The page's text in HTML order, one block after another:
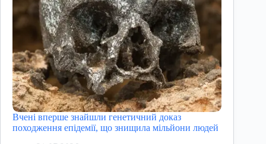
Вчені вперше знайшли генетичний доказ
походження епідемії, що знищила мільйони людей